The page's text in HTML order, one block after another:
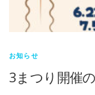
お知らせ
3まつり開催